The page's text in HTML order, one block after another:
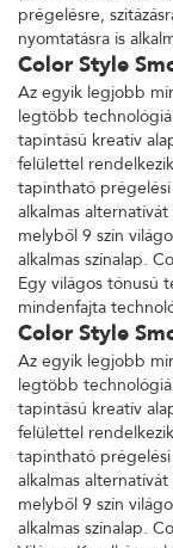
prégelésre,
nyomtatásra is
Color Style
Az egyik legjobb
legtöbb
tapintású kreatív
felülettel
tapintható
alkalmas
melyből 9 szín
alkalmas színalap.
Egy világos tónusú
mindenfajta
Color Style
Az egyik legjobb
legtöbb
tapintású kreatív
felülettel
tapintható
alkalmas
melyből 9 szín
alkalmas színalap.